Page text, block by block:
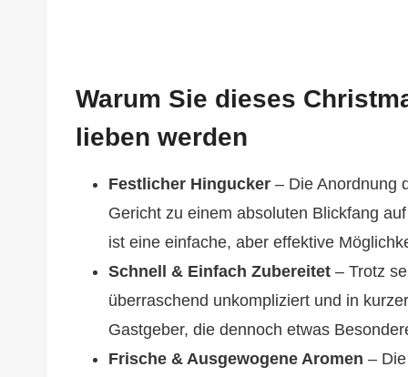
Warum Sie dieses
lieben werden
Festlicher Hingucker – Die Anordnung
Gericht zu einem absoluten Blickfang
ist eine einfache, aber effektive
Schnell & Einfach Zubereitet – Trotz
überraschend unkompliziert und in
Gastgeber, die dennoch etwas
Frische & Ausgewogene Aromen –